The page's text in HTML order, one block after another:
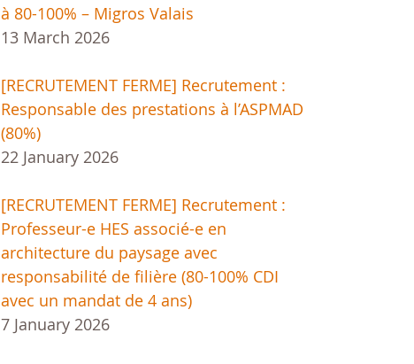
à 80-100% – Migros Valais
13 March 2026
[RECRUTEMENT FERME] Recrutement :
Responsable des prestations à l’ASPMAD
(80%)
22 January 2026
[RECRUTEMENT FERME] Recrutement :
Professeur-e HES associé-e en
architecture du paysage avec
responsabilité de filière (80-100% CDI
avec un mandat de 4 ans)
7 January 2026